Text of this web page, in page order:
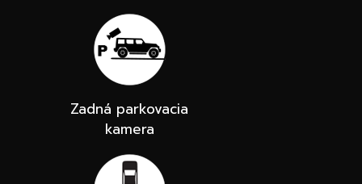
Zadná parkovacia
kamera